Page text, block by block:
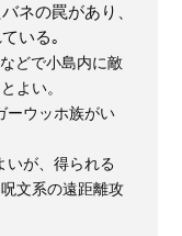
ネの罠があり、
いる｡
どで小島内に敵
よい。
ーウッホ族がい
いが、得られる
文系の遠距離攻